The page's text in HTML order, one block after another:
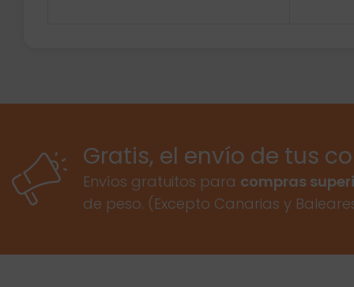
Gratis, el envío de tus
Envíos gratuitos para compras
de peso. (Excepto Canarias y